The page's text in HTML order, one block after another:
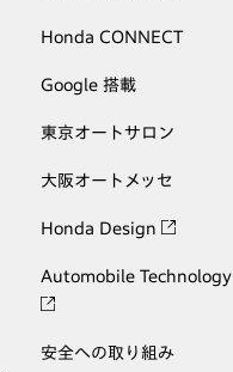
Honda CONNECT
Google 搭載
東京オートサロン
大阪オートメッセ
Honda Design
Automobile Technology
安全への取り組み